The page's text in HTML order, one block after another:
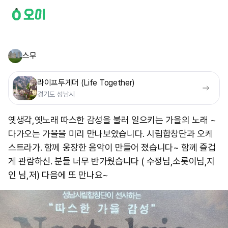
스무
라이프투게더 (Life Together)
경기도 성남시
옛생각,옛노래 따스한 감성을 불러 일으키는 가을의 노래 ~
다가오는 가을을 미리 만나보았습니다. 시립합창단과 오케
스트라가. 함께 웅장한 음악이 만들어 졌습니다~ 함께 즐겁
게 관람하신. 분들 너무 반가웠습니다 ( 수정님,소롯이님,지
인 님,저) 다음에 또 만나요~